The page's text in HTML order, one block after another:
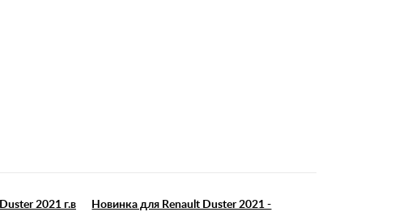
2021 г.в
Новинка для Renault Duster 2021 -